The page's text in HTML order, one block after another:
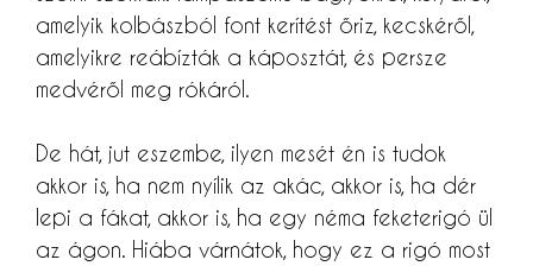
amelyik kolbászból font kerítést őriz, kecskéről,
amelyikre reábízták a káposztát, és persze
medvéről meg rókáról.
De hát, jut eszembe, ilyen mesét én is tudok
akkor is, ha nem nyílik az akác, akkor is, ha dér
lepi a fákat, akkor is, ha egy néma feketerigó ül
az ágon. Hiába várnátok, hogy ez a rigó most